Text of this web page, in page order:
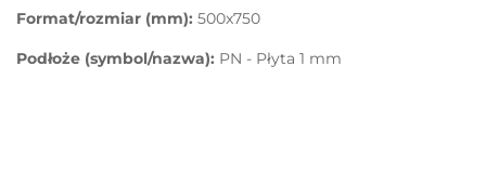
Format/rozmiar (mm): 500x750
Podłoże (symbol/nazwa): PN - Płyta 1 mm